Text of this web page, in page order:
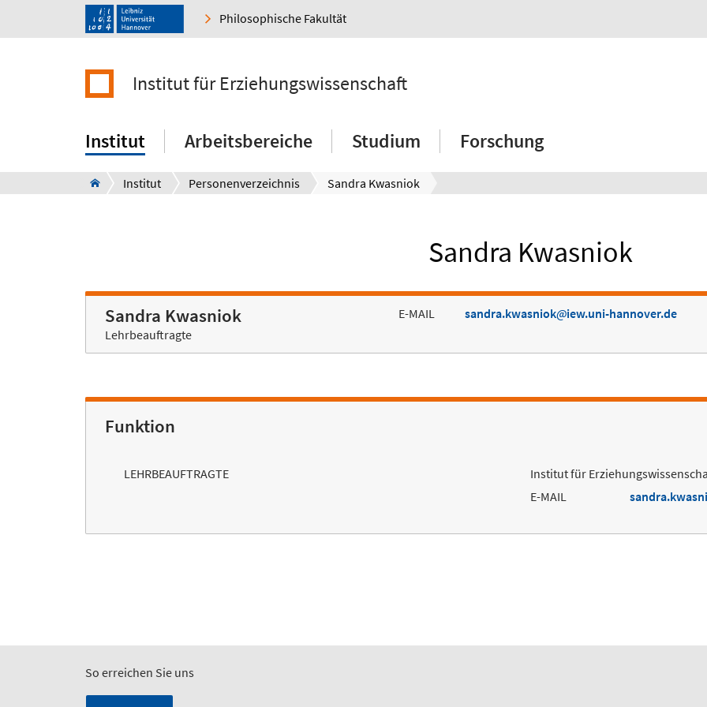
Philosophische Fakultät
Institut für Erziehungswissenschaft
Institut Arbeitsbereiche Studium Forschung
Institut Personenverzeichnis Sandra Kwasniok
Sandra Kwasniok
Sandra Kwasniok
Lehrbeauftragte
E-MAIL sandra.kwasniok iew.uni-hannover.de
Funktion
LEHRBEAUFTRAGTE
Institut für
E-MAIL
So erreichen Sie uns